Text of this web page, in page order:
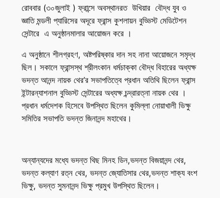
রোববার (৩০জুলাই ) ফ্রান্সে অবস্থানরত উখিয়ার বৌদ্ধ যুব ও
জ্ঞাতি মন্ডলী প্যারিসের অদূরে ফ্রান্স কুশলায়ন বুড্ডিস্ট মেডিটেশন
সেন্টারে এ অনুষ্ঠানমালার আয়োজন করে ।
এ অনুষ্ঠানে শীলগ্রহণ, অষ্টপরিষ্কার দান সহ নানা আয়োজনে সমৃদ্ধ
ছিল। সকালে ফ্রান্সস্থ শ্রীলংকান ধর্মচাক্কা বৌদ্ধ বিহারের অধ্যক্ষ
ভদন্ত আনন্দ নায়ক থের’র সভাপতিত্বে প্রধান অতিথি ছিলেন ফ্রান্স
ইন্টারন্যাশনাল বুড্ডিস্ট সেন্টারের অধ্যক্ষ চন্দ্রারত্না নায়ক থের ।
প্রধান ধর্মদেশক হিসেবে উপস্থিত ছিলেন কুমিল্লা নোয়াখালী ভিক্ষু
সমিতির সভাপতি ভদন্ত জিনানন্দ মহাথের।
অন্যান্যদের মধ্যে ভদন্ত থিছ মিনহ ডিন,ভদন্ত বিজয়ানন্দ থের,
ভদন্ত কল্যাণ রত্ন থের, ভদন্ত জ্যোতিসার থের,ভদন্ত শাক্য বংশ
ভিক্ষু, ভদন্ত সুমনানন্দ ভিক্ষু প্রমুখ উপস্থিত ছিলেন।